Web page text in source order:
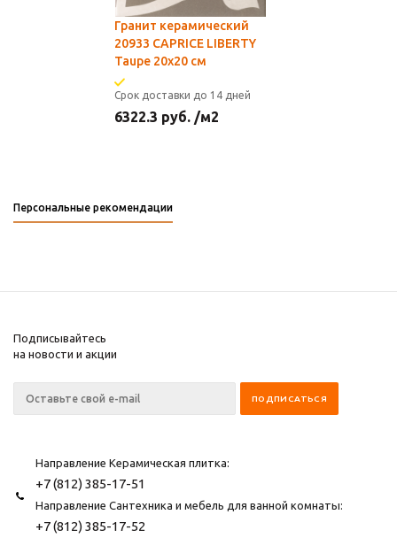
Гранит керамический
20933 CAPRICE LIBERTY
Taupe 20x20 см
Срок доставки до 14 дней
6322.3 руб. /м2
Персональные рекомендации
Подписывайтесь
на новости и акции
Направление Керамическая плитка:
+7 (812) 385-17-51
Направление Сантехника и мебель для ванной комнаты:
+7 (812) 385-17-52